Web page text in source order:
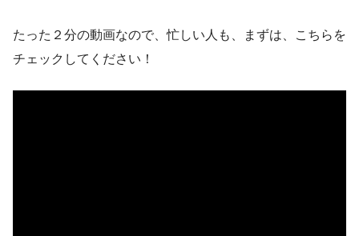
たった２分の動画なので、忙しい人も、まずは、こちらを
チェックしてください！